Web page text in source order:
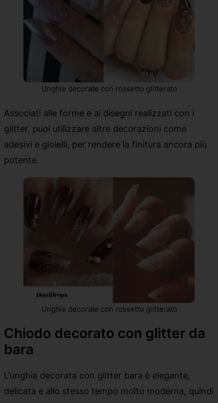
Unghie decorate con rossetto glitterato
Associati alle forme e ai disegni realizzati con i
glitter, puoi utilizzare altre decorazioni come
adesivi e gioielli, per rendere la finitura ancora più
potente.
Unghie decorate con rossetto glitterato
Chiodo decorato con glitter da
bara
L'unghia decorata con glitter bara è elegante,
delicata e allo stesso tempo molto moderna, quindi